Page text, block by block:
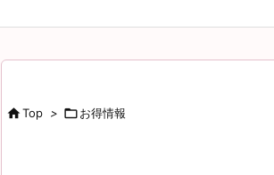
Top > お得情報